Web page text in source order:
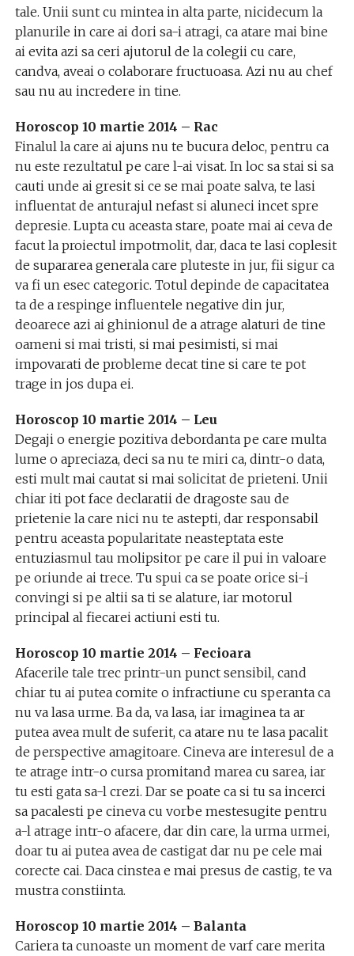
tale. Unii sunt cu mintea in alta parte, nicidecum la
planurile in care ai dori sa-i atragi, ca atare mai bine
ai evita azi sa ceri ajutorul de la colegii cu care,
candva, aveai o colaborare fructuoasa. Azi nu au chef
sau nu au incredere in tine.
Horoscop 10 martie 2014 – Rac
Finalul la care ai ajuns nu te bucura deloc, pentru ca
nu este rezultatul pe care l-ai visat. In loc sa stai si sa
cauti unde ai gresit si ce se mai poate salva, te lasi
influentat de anturajul nefast si aluneci incet spre
depresie. Lupta cu aceasta stare, poate mai ai ceva de
facut la proiectul impotmolit, dar, daca te lasi coplesit
de supararea generala care pluteste in jur, fii sigur ca
va fi un esec categoric. Totul depinde de capacitatea
ta de a respinge influentele negative din jur,
deoarece azi ai ghinionul de a atrage alaturi de tine
oameni si mai tristi, si mai pesimisti, si mai
impovarati de probleme decat tine si care te pot
trage in jos dupa ei.
Horoscop 10 martie 2014 – Leu
Degaji o energie pozitiva debordanta pe care multa
lume o apreciaza, deci sa nu te miri ca, dintr-o data,
esti mult mai cautat si mai solicitat de prieteni. Unii
chiar iti pot face declaratii de dragoste sau de
prietenie la care nici nu te astepti, dar responsabil
pentru aceasta popularitate neasteptata este
entuziasmul tau molipsitor pe care il pui in valoare
pe oriunde ai trece. Tu spui ca se poate orice si-i
convingi si pe altii sa ti se alature, iar motorul
principal al fiecarei actiuni esti tu.
Horoscop 10 martie 2014 – Fecioara
Afacerile tale trec printr-un punct sensibil, cand
chiar tu ai putea comite o infractiune cu speranta ca
nu va lasa urme. Ba da, va lasa, iar imaginea ta ar
putea avea mult de suferit, ca atare nu te lasa pacalit
de perspective amagitoare. Cineva are interesul de a
te atrage intr-o cursa promitand marea cu sarea, iar
tu esti gata sa-l crezi. Dar se poate ca si tu sa incerci
sa pacalesti pe cineva cu vorbe mestesugite pentru
a-l atrage intr-o afacere, dar din care, la urma urmei,
doar tu ai putea avea de castigat dar nu pe cele mai
corecte cai. Daca cinstea e mai presus de castig, te va
mustra constiinta.
Horoscop 10 martie 2014 – Balanta
Cariera ta cunoaste un moment de varf care merita